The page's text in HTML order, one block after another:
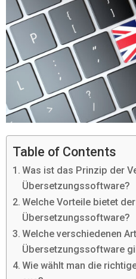
Table of Contents
Was ist das Prinzip der
Übersetzungssoftware?
Welche Vorteile bietet
Übersetzungssoftware?
Welche verschiedenen
Übersetzungssoftware
Wie wählt man die